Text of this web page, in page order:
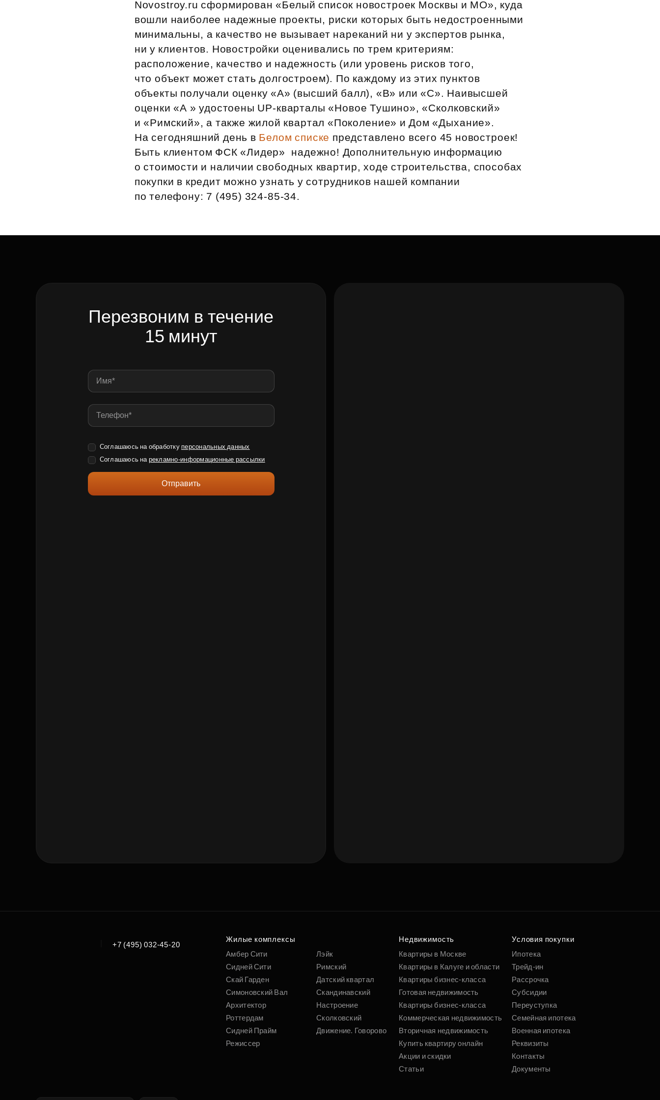
Субсидии
Novostroy.ru сформирован «Белый список новостроек Москвы и МО», куда
вошли наиболее надежные проекты, риски которых быть недостроенными
минимальны, а качество не вызывает нареканий ни у экспертов рынка,
ни у клиентов. Новостройки оценивались по трем критериям:
расположение, качество и надежность (или уровень рисков того,
что объект может стать долгостроем). По каждому из этих пунктов
объекты получали оценку «А» (высший балл), «В» или «С». Наивысшей
оценки «А » удостоены UP‑кварталы «Новое Тушино», «Сколковский»
и «Римский», а также жилой квартал «Поколение» и Дом «Дыхание».
На сегодняшний день в Белом списке представлено всего 45 новостроек!
Быть клиентом ФСК «Лидер»  надежно! Дополнительную информацию
о стоимости и наличии свободных квартир, ходе строительства, способах
покупки в кредит можно узнать у сотрудников нашей компании
по телефону: 7 (495) 324‑85‑34.
Перезвоним в течение
15 минут
Соглашаюсь на обработку персональных данных
Соглашаюсь на рекламно-информационные рассылки
Отправить
по удобным
вам параметрам
Подобрать
+7 (495) 032-45-20
Жилые комплексы
Амбер Сити
Сидней Сити
Скай Гарден
Симоновский Вал
Архитектор
Роттердам
Сидней Прайм
Режиссер
Лэйк
Римский
Датский квартал
Скандинавский
Настроение
Сколковский
Движение. Говорово
Недвижимость
Квартиры в Москве
Квартиры в Калуге и области
Квартиры бизнес-класса
Готовая недвижимость
Квартиры бизнес-класса
Коммерческая недвижимость
Вторичная недвижимость
Купить квартиру онлайн
Акции и скидки
Статьи
Условия покупки
Ипотека
Трейд-ин
Рассрочка
Субсидии
Переуступка
Семейная ипотека
Военная ипотека
Реквизиты
Контакты
Документы